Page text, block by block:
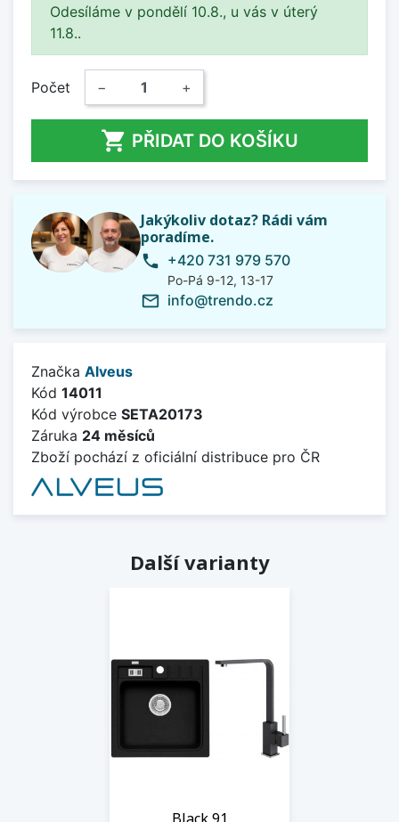
Odesíláme v pondělí 10.8., u vás v úterý
11.8..
Počet − +
 PŘIDAT DO KOŠÍKU
Jakýkoliv dotaz? Rádi vám
poradíme.
phone +420 731 979 570
Po-Pá 9-12, 13-17
mail_outline info@trendo.cz
Značka Alveus
Kód 14011
Kód výrobce SETA20173
Záruka 24 měsíců
Zboží pochází z oficiální distribuce pro ČR
Další varianty